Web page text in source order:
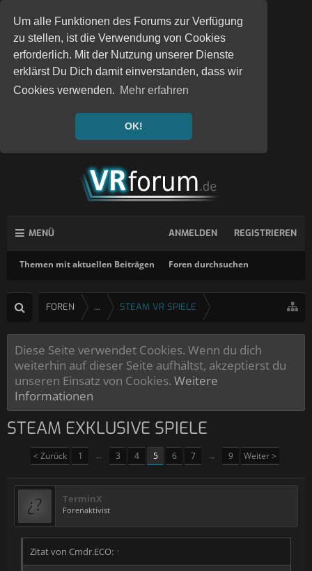
Um alle Funktionen des Forums zur Verfügung
zu stellen, ist die Verwendung von Cookies
erforderlich. Mit der Nutzung unserer Dienste
erklärst Du Dich damit einverstanden, dass wir
Cookies verwenden. Mehr erfahren
OK!
MENÜ
Themen mit aktuellen Beiträgen Foren durchsuchen
ANMELDEN REGISTRIEREN
FOREN ... STEAM VR SPIELE
Diese Seite verwendet Cookies. Wenn du dich
weiterhin auf dieser Seite aufhältst, akzeptierst du
unseren Einsatz von Cookies. Weitere
Informationen
STEAM EXKLUSIVE SPIELE
< Zurück 1 ← 3 4 5 6 7 → 9 Weiter >
TerminX
Forenaktivist
Zitat von Cmdr.ECO: ↑